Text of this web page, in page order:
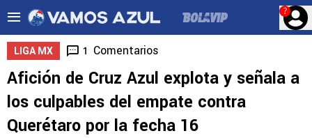
?
LIGA MX 1 Comentarios
Afición de Cruz Azul explota y señala a
los culpables del empate contra
Querétaro por la fecha 16